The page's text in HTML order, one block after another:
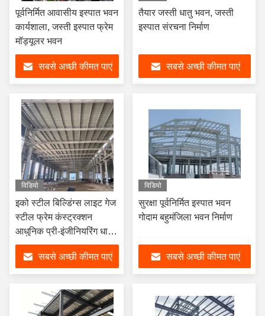
पूर्वनिर्मित आवासीय इस्पात भवन
कार्यशाला, जस्ती इस्पात फ्रेम
मॉड्यूलर भवन
सबसे अच्छी कीमत पाएं
तैयार जस्ती धातु भवन, जस्ती
इस्पात संरचना निर्माण
सबसे अच्छी कीमत पाएं
विडियो
इको स्टील बिल्डिंग्स लाइट गेज
स्टील फ्रेम कंस्ट्रक्शन
आधुनिक प्री-इंजीनियरिंग धातु
भवन
सबसे अच्छी कीमत पाएं
विडियो
सुरक्षा पूर्वनिर्मित इस्पात भवन
गोदाम बहुमंजिला भवन निर्माण
सबसे अच्छी कीमत पाएं